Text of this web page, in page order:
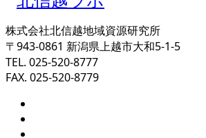
株式会社北信越地域資源研究所
〒943-0861 新潟県上越市大和5-1-5
TEL. 025-520-8777
FAX. 025-520-8779